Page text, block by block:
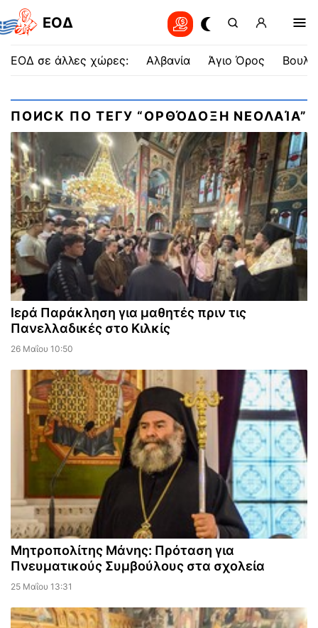
EOΔ
ΕΟΔ σε άλλες χώρες: Αλβανία Άγιο Όρος
ПОИСК ПО ТЕГУ “ΟΡΘΌΔΟΞΗ ΝΕΟΛΑΊΑ”
Ιερά Παράκληση για μαθητές πριν τις
Πανελλαδικές στο Κιλκίς
26 Μαΐου 10:50
Μητροπολίτης Μάνης: Πρόταση για
Πνευματικούς Συμβούλους στα σχολεία
25 Μαΐου 13:31